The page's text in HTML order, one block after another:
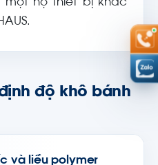
họ thiết bị khác
độ khô bánh
và liều polymer